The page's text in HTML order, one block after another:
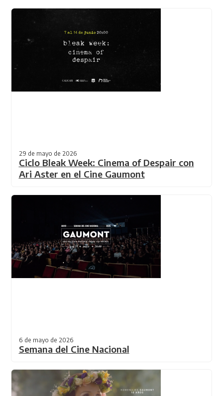
29 de mayo de 2026
Ciclo Bleak Week: Cinema of Despair con
Ari Aster en el Cine Gaumont
6 de mayo de 2026
Semana del Cine Nacional